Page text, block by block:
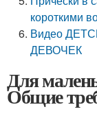
короткими
Видео
ДЕВОЧЕК
Для
Общие